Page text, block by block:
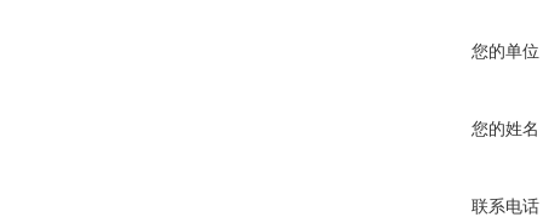
您的单位
您的姓名
联系电话